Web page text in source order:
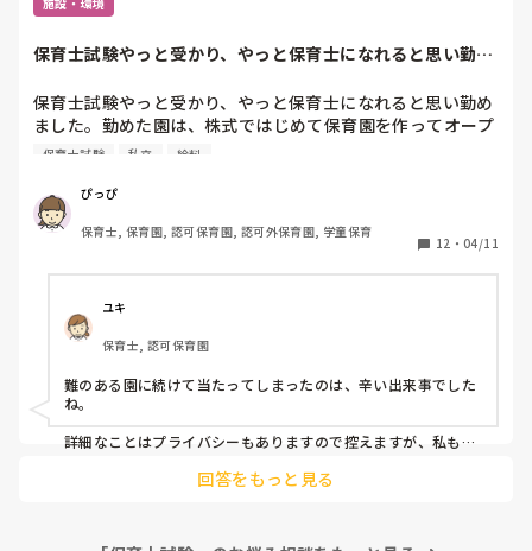
物、募集に対して希望者が来ない年もあるし、来ても全員と
答えを出すのは本人ですが、皆さんのお考えを良かったら聞
きたいです。
保育士試験やっと受かり、やっと保育士になれると思い勤め
保育士試験やっと受かり、やっと保育士になれると思い勤め
ました。勤めた園は、株式ではじめて保育園を作ってオープ
ニングでした。しかし未経験しかおらず、園長も資格は試験
つ子供が死ぬか分からないような状況で怖かったです。その
うち園長も音信不通になり、本社の連絡先はなく、怖くなっ
て急いで転職先を探しました。一つ目がそんな状況なので慎
人の認可に決めました。今月から働き出しましたが、入った
ら話が違い、サービス残業は月3桁行く勢いで、平日は休み
なし、土曜出勤の代休もあるはずがほぼないようで、有給は
使用不可。よく聞く話ではあったが、これだけ働き方改革な
どと世間が言っていて、まだこんな園が本当にあるのかと驚
きました。給料や休みなどはしっかりしていると保育は酷く
て、保育はしっかりしているが、給料や休みなど勤務形態が
酷い。続けてこういう保育園にあたり、働きやすく学べる園
実際働きやすくやりがいのある園はあるでしょうか？ここの
保育士試験 私立 給料
ぴっぴ
保育士, 保育園, 認可保育園, 認可外保育園, 学童保育
12 ・ 04/11
ユキ
保育士, 認可保育園
難のある園に続けて当たってしまったのは、辛い出来事でした
ね。
詳細なことはプライバシーもありますので控えますが、私も東
回答をもっと見る